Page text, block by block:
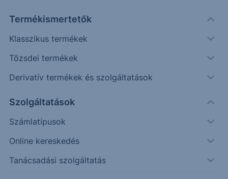
Termékismertetők
Klasszikus termékek
Tőzsdei termékek
Derivatív termékek és szolgáltatások
Szolgáltatások
Számlatípusok
Online kereskedés
Tanácsadási szolgáltatás
Erste Market Pro belépés
84.0500